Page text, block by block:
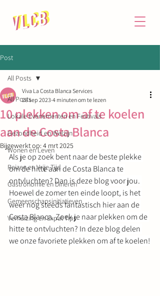
Post
All Posts
Lokale Evenementen en Festivals
Gezondheid en Welzijn
Wonen en Leven
Reizen en Vrije Tijd
Gastronomie en Dineren
Gemeenschapsinitiatieven
Verhuizing en Expat Tips
All Posts
10 plekken om af te koelen
aan de Costa Blanca
Viva La Costa Blanca Services
28 sep 2023 4 minuten om te lezen
Bijgewerkt op:4 mrt 2025
Als je op zoek bent naar de beste plekke
om de hitte aan de Costa Blanca te
ontvluchten? Dan is deze blog voor jou.
Hoewel de zomer ten einde loopt, is het
weer nog steeds fantastisch hier aan de
Costa Blanca. Zoek je naar plekken om de
hitte te ontvluchten? In deze blog delen
we onze favoriete plekken om af te koelen!